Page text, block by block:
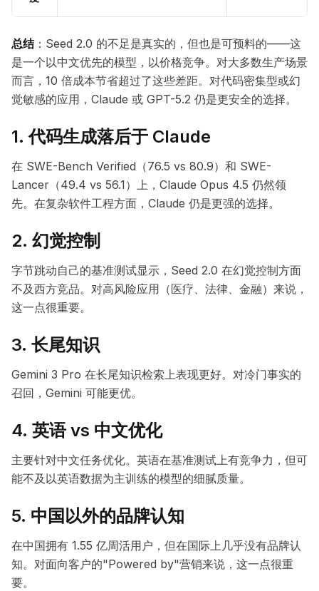
总结：Seed 2.0 的不足是真实的，但也是可预料的——这
是一个以中文优先的模型，以价格竞争。对大多数生产场景
而言，10 倍成本节省超过了这些差距。对代码密集型或幻
觉敏感的应用，Claude 或 GPT-5.2 仍是更安全的选择。
1. 代码生成落后于 Claude
在 SWE-Bench Verified（76.5 vs 80.9）和 SWE-
Lancer（49.4 vs 56.1）上，Claude Opus 4.5 仍然领
先。在复杂软件工程方面，Claude 仍是更强的选择。
2. 幻觉控制
字节跳动自己的基准测试显示，Seed 2.0 在幻觉控制方面
不及西方竞品。对高风险应用（医疗、法律、金融）来说，
这一点很重要。
3. 长尾知识
Gemini 3 Pro 在长尾知识检索上表现更好。对冷门事实的
召回，Gemini 可能更优。
4. 英语 vs 中文优化
主要针对中文任务优化。英语在基准测试上有竞争力，但可
能不及以英语数据为主训练的模型的细腻质量。
5. 中国以外的品牌认知
在中国拥有 1.55 亿周活用户，但在国际上几乎没有品牌认
知。对面向客户的"Powered by"营销来说，这一点很重
要。